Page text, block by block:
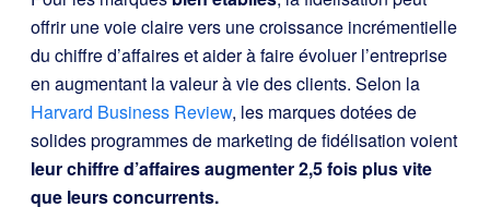
offrir une voie claire vers une croissance incrémentielle
du chiffre d’affaires et aider à faire évoluer l’entreprise
en augmentant la valeur à vie des clients. Selon la
Harvard Business Review, les marques dotées de
solides programmes de marketing de fidélisation voient
leur chiffre d’affaires augmenter 2,5 fois plus vite
que leurs concurrents.